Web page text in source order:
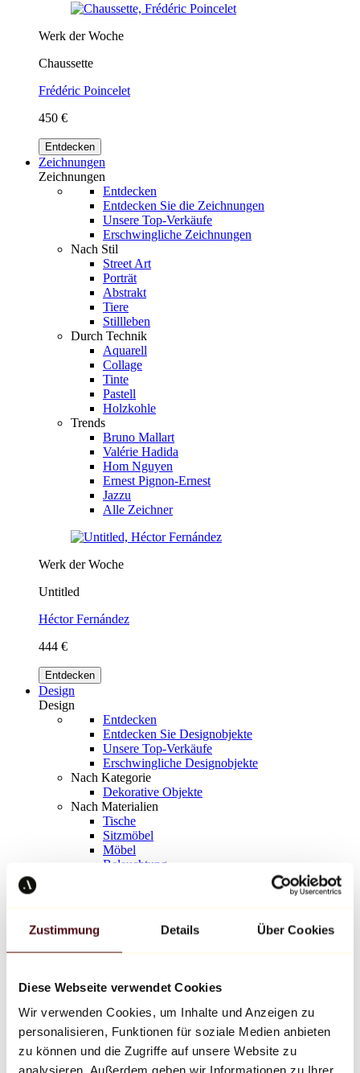
Zustimmung Details Über Cookies
Diese Webseite verwendet Cookies
Wir verwenden Cookies, um Inhalte und Anzeigen zu
personalisieren, Funktionen für soziale Medien anbieten
zu können und die Zugriffe auf unsere Website zu
analysieren. Außerdem geben wir Informationen zu Ihrer
Werk der Woche
Chaussette
Frédéric Poincelet
450 €
Entdecken
Zeichnungen
Zeichnungen
Entdecken
Entdecken Sie die Zeichnungen
Unsere Top-Verkäufe
Erschwingliche Zeichnungen
Nach Stil
Street Art
Porträt
Abstrakt
Tiere
Stillleben
Durch Technik
Aquarell
Collage
Tinte
Pastell
Holzkohle
Trends
Bruno Mallart
Valérie Hadida
Hom Nguyen
Ernest Pignon-Ernest
Jazzu
Alle Zeichner
Werk der Woche
Untitled
Héctor Fernández
444 €
Entdecken
Design
Design
Entdecken
Entdecken Sie Designobjekte
Unsere Top-Verkäufe
Erschwingliche Designobjekte
Nach Kategorie
Dekorative Objekte
Nach Materialien
Tische
Sitzmöbel
Möbel
Beleuchtung
Richard Orlinski
Keith Haring
Jeff Koons
Jean-Michel Basquiat
Alle Designer
Werk der Woche